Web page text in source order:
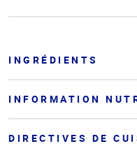
INGRÉDIENTS
INFORMATION
DIRECTIVES DE